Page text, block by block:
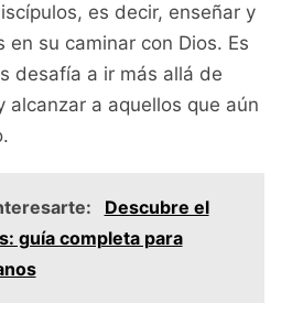
es decir, enseñar y
en su caminar con Dios. Es
desafía a ir más allá de
alcanzar a aquellos que aún
Descubre el
guía completa para